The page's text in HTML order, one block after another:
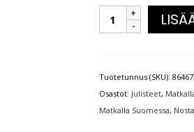
Tuotetunnus (SKU):
Osastot: Julisteet,
Matkalla Suomessa,